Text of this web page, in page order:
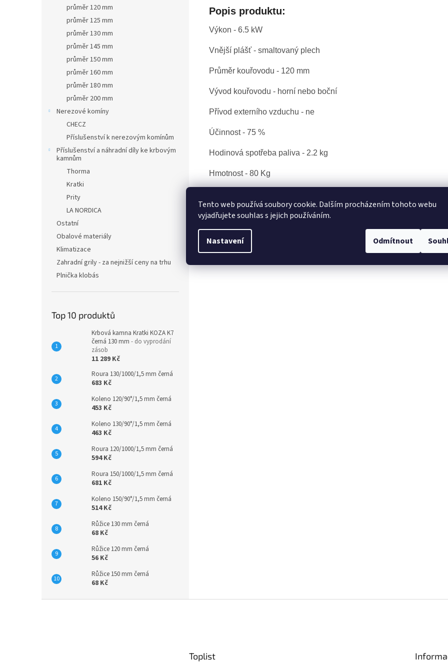
Tento web používá soubory cookie. Dalším procházením tohoto webu
vyjadřujete souhlas s jejich používáním.
Nastavení Odmítnout
průměr 120 mm
průměr 125 mm
průměr 130 mm
průměr 145 mm
průměr 150 mm
průměr 160 mm
průměr 180 mm
průměr 200 mm
Nerezové komíny
CHECZ
Příslušenství k nerezovým komínům
Příslušenství a náhradní díly ke krbovým
kamnům
Thorma
Kratki
Prity
LA NORDICA
Ostatní
Obalové materiály
Klimatizace
Zahradní grily - za nejnižší ceny na trhu
Plnička klobás
Top 10 produktů
Krbová kamna Kratki KOZA K7
černá 130 mm - do vyprodání
zásob
11 289 Kč
Roura 130/1000/1,5 mm černá
683 Kč
Koleno 120/90°/1,5 mm černá
453 Kč
Koleno 130/90°/1,5 mm černá
463 Kč
Roura 120/1000/1,5 mm černá
594 Kč
Roura 150/1000/1,5 mm černá
681 Kč
Koleno 150/90°/1,5 mm černá
514 Kč
Růžice 130 mm černá
68 Kč
Růžice 120 mm černá
56 Kč
Růžice 150 mm černá
68 Kč
Popis produktu:
Výkon - 6.5 kW
Vnější plášť - smaltovaný plech
Průměr kouřovodu - 120 mm
Vývod kouřovodu - horní nebo boční
Přívod externího vzduchu - ne
Účinnost - 75 %
Hodinová spotřeba paliva - 2.2 kg
Hmotnost - 80 Kg
Výška - 807 mm
Požadovaný komínový tah - 12 Pa
Toplist